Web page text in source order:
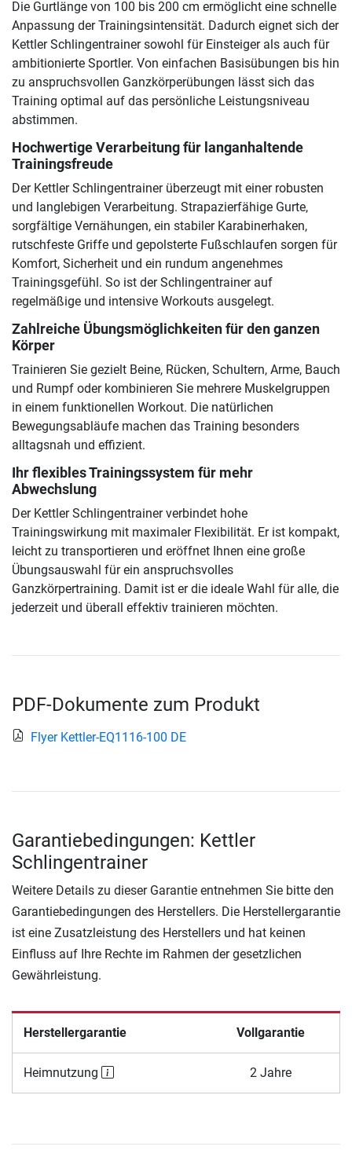
Die Gurtlänge von 100 bis 200 cm ermöglicht eine schnelle
Anpassung der Trainingsintensität. Dadurch eignet sich der
Kettler Schlingentrainer sowohl für Einsteiger als auch für
ambitionierte Sportler. Von einfachen Basisübungen bis hin
zu anspruchsvollen Ganzkörperübungen lässt sich das
Training optimal auf das persönliche Leistungsniveau
abstimmen.
Hochwertige Verarbeitung für langanhaltende
Trainingsfreude
Der Kettler Schlingentrainer überzeugt mit einer robusten
und langlebigen Verarbeitung. Strapazierfähige Gurte,
sorgfältige Vernähungen, ein stabiler Karabinerhaken,
rutschfeste Griffe und gepolsterte Fußschlaufen sorgen für
Komfort, Sicherheit und ein rundum angenehmes
Trainingsgefühl. So ist der Schlingentrainer auf
regelmäßige und intensive Workouts ausgelegt.
Zahlreiche Übungsmöglichkeiten für den ganzen
Körper
Trainieren Sie gezielt Beine, Rücken, Schultern, Arme, Bauch
und Rumpf oder kombinieren Sie mehrere Muskelgruppen
in einem funktionellen Workout. Die natürlichen
Bewegungsabläufe machen das Training besonders
alltagsnah und effizient.
Ihr flexibles Trainingssystem für mehr
Abwechslung
Der Kettler Schlingentrainer verbindet hohe
Trainingswirkung mit maximaler Flexibilität. Er ist kompakt,
leicht zu transportieren und eröffnet Ihnen eine große
Übungsauswahl für ein anspruchsvolles
Ganzkörpertraining. Damit ist er die ideale Wahl für alle, die
jederzeit und überall effektiv trainieren möchten.
PDF-Dokumente zum Produkt
Flyer Kettler-EQ1116-100 DE
Garantiebedingungen: Kettler
Schlingentrainer
Weitere Details zu dieser Garantie entnehmen Sie bitte den
Garantiebedingungen des Herstellers. Die Herstellergarantie
ist eine Zusatzleistung des Herstellers und hat keinen
Einfluss auf Ihre Rechte im Rahmen der gesetzlichen
Gewährleistung.
Herstellergarantie Vollgarantie
Heimnutzung 2 Jahre